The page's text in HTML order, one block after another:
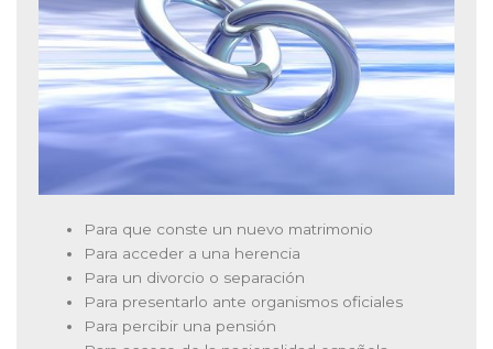
Para que conste un nuevo matrimonio
Para acceder a una herencia
Para un divorcio o separación
Para presentarlo ante organismos oficiales
Para percibir una pensión